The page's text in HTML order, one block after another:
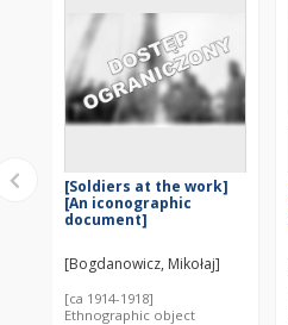
[Soldiers at the work]
[An iconographic
document]
[Bogdanowicz, Mikołaj]
[ca 1914-1918]
Ethnographic object